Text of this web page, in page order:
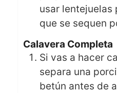
usar lentejuelas
que se sequen
Calavera Completa
Si vas a hacer
separa una
betún antes de